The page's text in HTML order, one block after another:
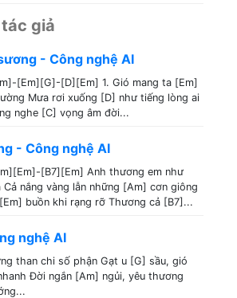
giả
- Công nghệ AI
[Em][G]-[D][Em] 1. Gió mang ta [Em]
Mưa rơi xuống [D] như tiếng lòng ai
nghe [C] vọng âm đời...
- Công nghệ AI
[B7][Em] Anh thương em như
nắng vàng lẫn những [Am] cơn giông
buồn khi rạng rỡ Thương cả [B7]...
nghệ AI
than chi số phận Gạt u [G] sầu, gió
Đời ngắn [Am] ngủi, yêu thương